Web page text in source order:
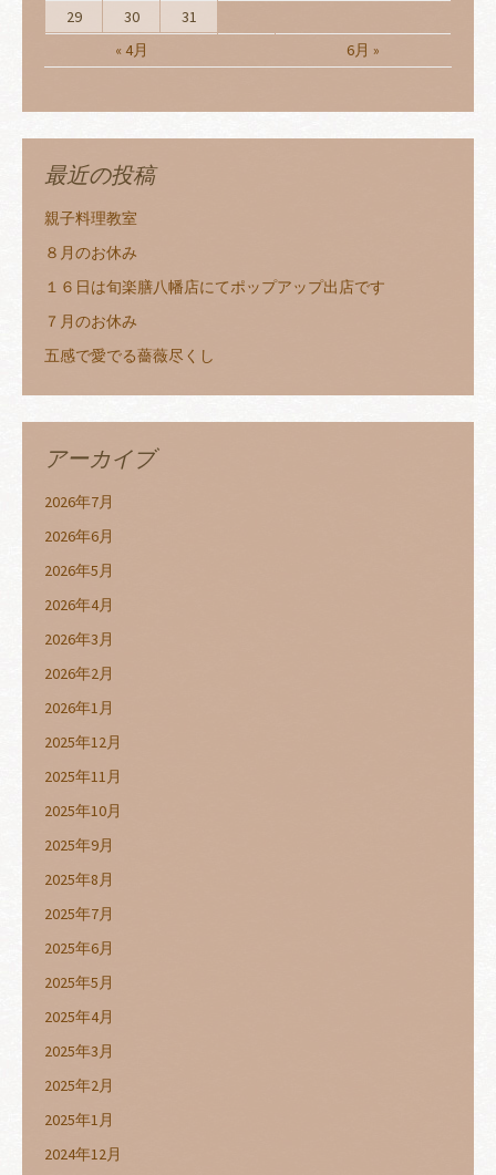
« 4月 6月 »
29
30 31
最近の投稿
親子料理教室
８月のお休み
１６日は旬楽膳八幡店にてポップアップ出店です
７月のお休み
五感で愛でる薔薇尽くし
アーカイブ
2026年7月
2026年6月
2026年5月
2026年4月
2026年3月
2026年2月
2026年1月
2025年12月
2025年11月
2025年10月
2025年9月
2025年8月
2025年7月
2025年6月
2025年5月
2025年4月
2025年3月
2025年2月
2025年1月
2024年12月